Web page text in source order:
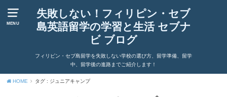
MENU
失敗しない！フィリピン・セブ
島英語留学の学習と生活 セブナ
ビ ブログ
フィリピン・セブ島留学を失敗しない学校の選び方、留学準備、留学
中、留学後の進路までご紹介します！
HOME タグ : ジュニアキャンプ